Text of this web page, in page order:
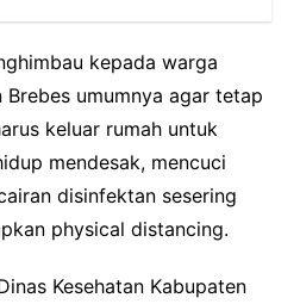
kepada warga
umumnya agar tetap
keluar rumah untuk
mendesak, mencuci
disinfektan sesering
physical distancing.
Kesehatan Kabupaten